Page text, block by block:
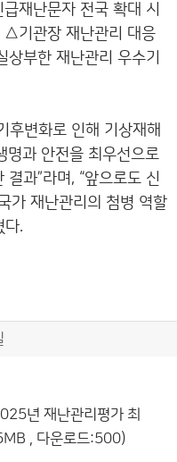
재난문자 전국 확대 시
기관장 재난관리 대응
부한 재난관리 우수기
후변화로 인해 기상재해
명과 안전을 최우선으로
과”라며, “앞으로도 신
가 재난관리의 첨병 역할
다.
년 재난관리평가 최
, 다운로드:500)